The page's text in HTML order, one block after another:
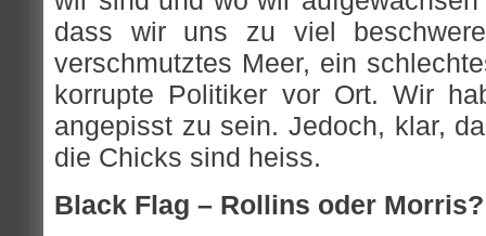
dass wir uns zu viel
verschmutztes Meer, ein
korrupte Politiker vor Ort. Wir
angepisst zu sein. Jedoch, klar,
die Chicks sind heiss.
Black Flag – Rollins oder Morris?